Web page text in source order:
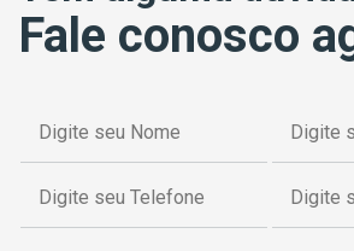
Fale conosco